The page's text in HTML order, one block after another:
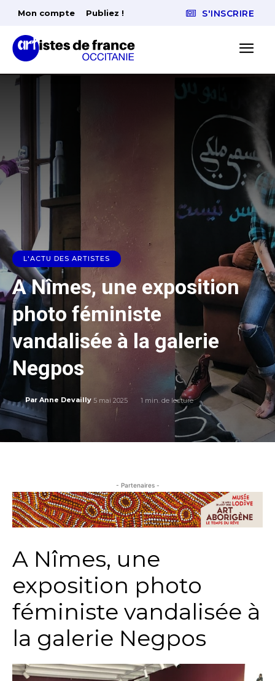
Mon compte Publiez ! S'INSCRIRE
L'ACTU DES ARTISTES
A Nîmes, une exposition
photo féministe
vandalisée à la galerie
Negpos
Par Anne Devailly 5 mai 2025 1 min. de lecture
- Partenaires -
A Nîmes, une
exposition photo
féministe vandalisée à
la galerie Negpos